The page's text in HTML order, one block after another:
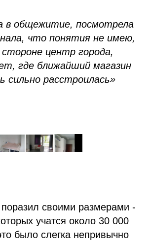
в общежитие, посмотрела
что понятия не имею,
стороне центр города,
где ближайший магазин
сильно расстроилась»
поразил своими размерами -
учатся около 30 000
было слегка непривычно